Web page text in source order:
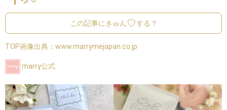
この記事にきゅん する？
TOP画像出典： www.marrymejapan.co.jp
marry公式